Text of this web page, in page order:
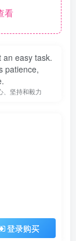
看
an easy task.
patience,
、坚持和毅力
登录购买